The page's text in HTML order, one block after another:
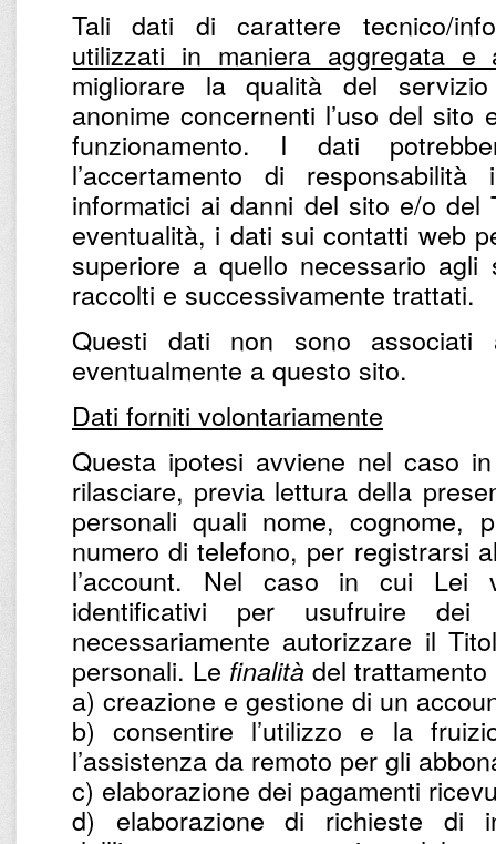
Tali dati di carattere tecnico/
utilizzati in maniera aggregata e
migliorare la qualità del
anonime concernenti l’uso del
funzionamento. I dati
l’accertamento di
informatici ai danni del sito e/o del
eventualità, i dati sui contatti web
superiore a quello necessario
raccolti e successivamente trattati.
Questi dati non sono associati
eventualmente a questo sito.
Dati forniti volontariamente
Questa ipotesi avviene nel caso
rilasciare, previa lettura della
personali quali nome, cognome,
numero di telefono, per registrarsi
l’account. Nel caso in cui Lei
identificativi per usufruire
necessariamente autorizzare il
personali. Le finalità del
a) creazione e gestione di un
b) consentire l’utilizzo e la
l’assistenza da remoto per gli
c) elaborazione dei pagamenti
d) elaborazione di richieste di